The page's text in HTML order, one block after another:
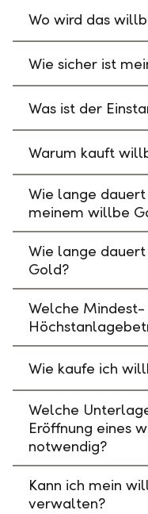
Wo wird das
Wie sicher ist
Was ist der
Warum kauft
Wie lange
meinem willbe
Wie lange
Gold?
Welche Mindest-
Wie kaufe ich
Welche
Eröffnung eines
notwendig?
Kann ich mein
verwalten?